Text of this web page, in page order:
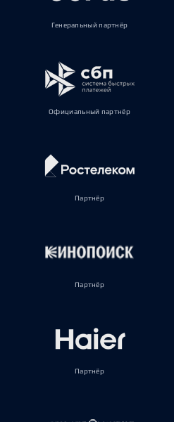
Генеральный партнёр
Официальный партнёр
Партнёр
Партнёр
Партнёр